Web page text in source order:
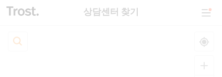
상담센터 찾기